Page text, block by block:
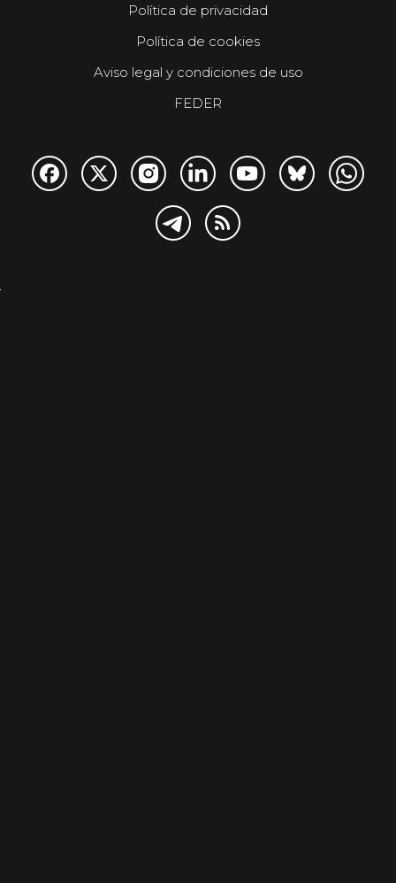
Política de privacidad
Política de cookies
Aviso legal y condiciones de uso
FEDER